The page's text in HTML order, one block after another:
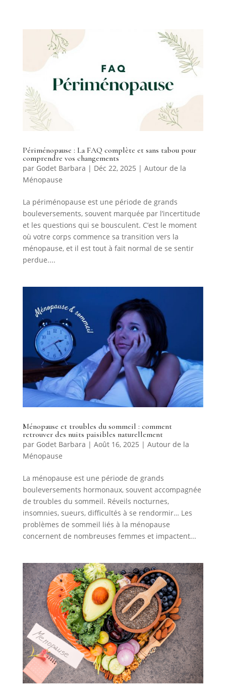
Périménopause : La FAQ complète et sans tabou pour
comprendre vos changements
par Godet Barbara | Déc 22, 2025 | Autour de la
Ménopause
La périménopause est une période de grands
bouleversements, souvent marquée par l’incertitude
et les questions qui se bousculent. C’est le moment
où votre corps commence sa transition vers la
ménopause, et il est tout à fait normal de se sentir
perdue....
Ménopause et troubles du sommeil : comment
retrouver des nuits paisibles naturellement
par Godet Barbara | Août 16, 2025 | Autour de la
Ménopause
La ménopause est une période de grands
bouleversements hormonaux, souvent accompagnée
de troubles du sommeil. Réveils nocturnes,
insomnies, sueurs, difficultés à se rendormir… Les
problèmes de sommeil liés à la ménopause
concernent de nombreuses femmes et impactent...